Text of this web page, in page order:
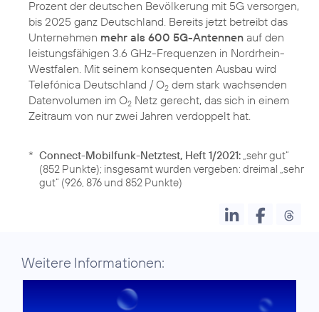
Prozent der deutschen Bevölkerung mit 5G versorgen,
bis 2025 ganz Deutschland. Bereits jetzt betreibt das
Unternehmen mehr als 600 5G-Antennen auf den
leistungsfähigen 3.6 GHz-Frequenzen in Nordrhein-
Westfalen. Mit seinem konsequenten Ausbau wird
Telefónica Deutschland / O2 dem stark wachsenden
Datenvolumen im O2 Netz gerecht, das sich in einem
Zeitraum von nur zwei Jahren verdoppelt hat.
* Connect-Mobilfunk-Netztest, Heft 1/2021: „sehr gut“
(852 Punkte); insgesamt wurden vergeben: dreimal „sehr
gut“ (926, 876 und 852 Punkte)
Weitere Informationen: